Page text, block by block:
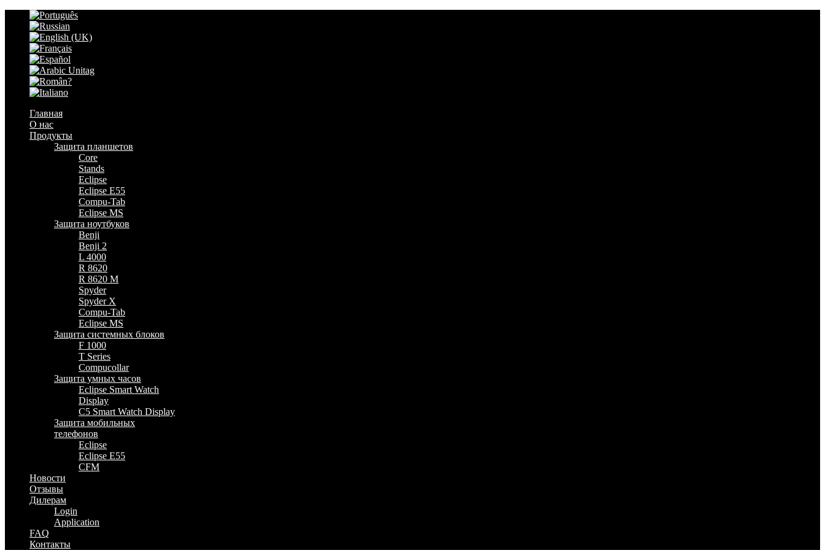
Главная
О нас
Продукты
Защита планшетов
Core
Stands
Eclipse
Eclipse E55
Compu-Tab
Eclipse MS
Защита ноутбуков
Benji
Benji 2
L 4000
R 8620
R 8620 M
Spyder
Spyder X
Compu-Tab
Eclipse MS
Защита системных блоков
F 1000
T Series
Compucollar
Защита умных часов
Eclipse Smart Watch
Display
C5 Smart Watch Display
Защита мобильных
телефонов
Eclipse
Eclipse E55
CFM
Новости
Отзывы
Дилерам
Login
Application
FAQ
Контакты